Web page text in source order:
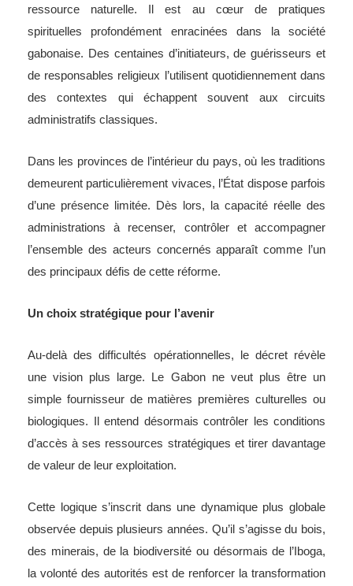
ressource naturelle. Il est au cœur de pratiques
spirituelles profondément enracinées dans la société
gabonaise. Des centaines d’initiateurs, de guérisseurs et
de responsables religieux l’utilisent quotidiennement dans
des contextes qui échappent souvent aux circuits
administratifs classiques.
Dans les provinces de l’intérieur du pays, où les traditions
demeurent particulièrement vivaces, l’État dispose parfois
d’une présence limitée. Dès lors, la capacité réelle des
administrations à recenser, contrôler et accompagner
l’ensemble des acteurs concernés apparaît comme l’un
des principaux défis de cette réforme.
Un choix stratégique pour l’avenir
Au-delà des difficultés opérationnelles, le décret révèle
une vision plus large. Le Gabon ne veut plus être un
simple fournisseur de matières premières culturelles ou
biologiques. Il entend désormais contrôler les conditions
d’accès à ses ressources stratégiques et tirer davantage
de valeur de leur exploitation.
Cette logique s’inscrit dans une dynamique plus globale
observée depuis plusieurs années. Qu’il s’agisse du bois,
des minerais, de la biodiversité ou désormais de l’Iboga,
la volonté des autorités est de renforcer la transformation